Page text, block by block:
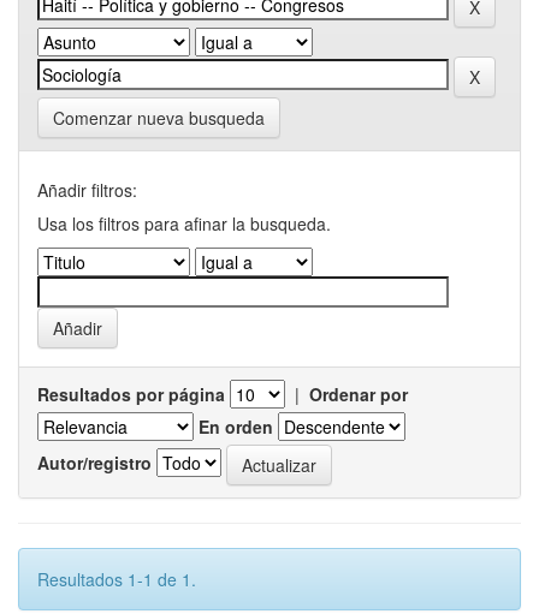
Comenzar nueva busqueda
Añadir filtros:
Usa los filtros para afinar la busqueda.
Resultados por página | Ordenar por
En orden
Autor/registro
Resultados 1-1 de 1.